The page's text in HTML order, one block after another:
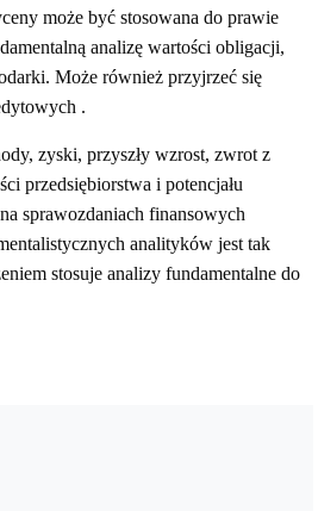
może być stosowana do prawie
analizę wartości obligacji,
Może również przyjrzeć się
.
zyski, przyszły wzrost, zwrot z
przedsiębiorstwa i potencjału
sprawozdaniach finansowych
analityków jest tak
stosuje analizy fundamentalne do